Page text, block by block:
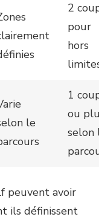
2
pour
hors
le
1
ou
selon
peuvent avoir
ils définissent